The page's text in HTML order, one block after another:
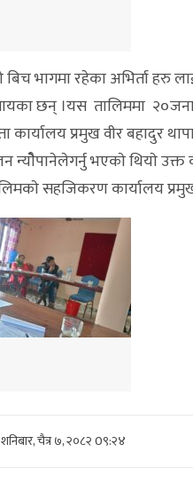
भागमा रहेका अभिर्ता हरु
छन् ।यस तालिममा
कार्यालय प्रमुख वीर बहादुर
न्याेैपानेलेगर्नु भएकाे थियाे
सहजिकरण कार्यालय
शनिबार, चैत्र ७, २०८२0९:२४